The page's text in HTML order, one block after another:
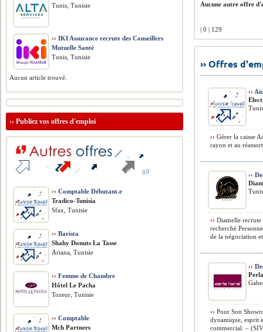
Aucune autre offre
| 0 | 129
›› Offres
››
›› Gérer la caisse
rayon et au
››
›› Diamelle recrute
recherché
de la négociation
››
›› Pour Son
dynamique, esprit
commercial. –
Tunis, Tunisie
›› IKI Assurance recrute des Conseillers
Mutuelle Santé
Tunis, Tunisie
Aucun article trouvé.
››Publiez vos offres d'emploi
›› Comptable Débutant.e
Tradico-Tunisia
Sfax, Tunisie
›› Barista
Shahy Donuts La Tasse
Ariana, Tunisie
›› Femme de Chambre
Hôtel Le Pacha
Tozeur, Tunisie
›› Comptable
Mch Partners